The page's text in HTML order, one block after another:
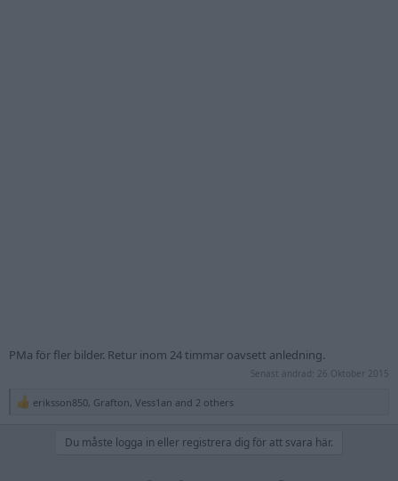
PMa för fler bilder. Retur inom 24 timmar oavsett anledning.
Senast ändrad: 26 Oktober 2015
R
eriksson850, Grafton, Vess1an and 2 others
Du måste logga in eller registrera dig för att svara här.